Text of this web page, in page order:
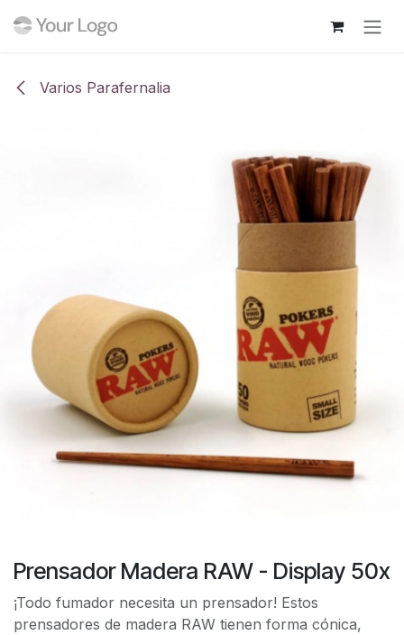
Varios Parafernalia
Prensador Madera RAW - Display 50x
¡Todo fumador necesita un prensador! Estos
prensadores de madera RAW tienen forma cónica,